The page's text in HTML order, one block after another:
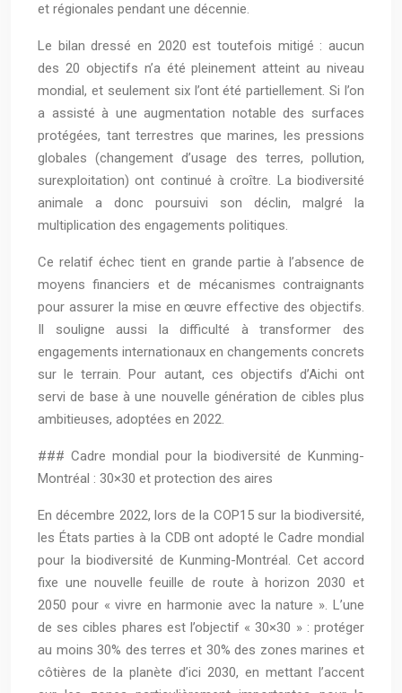
et régionales pendant une décennie.
Le bilan dressé en 2020 est toutefois mitigé : aucun
des 20 objectifs n’a été pleinement atteint au niveau
mondial, et seulement six l’ont été partiellement. Si l’on
a assisté à une augmentation notable des surfaces
protégées, tant terrestres que marines, les pressions
globales (changement d’usage des terres, pollution,
surexploitation) ont continué à croître. La biodiversité
animale a donc poursuivi son déclin, malgré la
multiplication des engagements politiques.
Ce relatif échec tient en grande partie à l’absence de
moyens financiers et de mécanismes contraignants
pour assurer la mise en œuvre effective des objectifs.
Il souligne aussi la difficulté à transformer des
engagements internationaux en changements concrets
sur le terrain. Pour autant, ces objectifs d’Aichi ont
servi de base à une nouvelle génération de cibles plus
ambitieuses, adoptées en 2022.
### Cadre mondial pour la biodiversité de Kunming-
Montréal : 30×30 et protection des aires
En décembre 2022, lors de la COP15 sur la biodiversité,
les États parties à la CDB ont adopté le Cadre mondial
pour la biodiversité de Kunming-Montréal. Cet accord
fixe une nouvelle feuille de route à horizon 2030 et
2050 pour « vivre en harmonie avec la nature ». L’une
de ses cibles phares est l’objectif « 30×30 » : protéger
au moins 30% des terres et 30% des zones marines et
côtières de la planète d’ici 2030, en mettant l’accent